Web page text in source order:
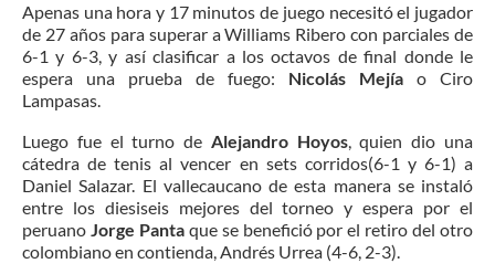
Apenas una hora y 17 minutos de juego necesitó el jugador
de 27 años para superar a Williams Ribero con parciales de
6-1 y 6-3, y así clasificar a los octavos de final donde le
espera una prueba de fuego: Nicolás Mejía o Ciro
Lampasas.
Luego fue el turno de Alejandro Hoyos, quien dio una
cátedra de tenis al vencer en sets corridos(6-1 y 6-1) a
Daniel Salazar. El vallecaucano de esta manera se instaló
entre los diesiseis mejores del torneo y espera por el
peruano Jorge Panta que se benefició por el retiro del otro
colombiano en contienda, Andrés Urrea (4-6, 2-3).